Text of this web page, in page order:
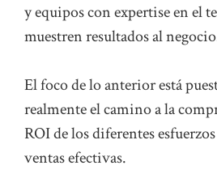
y equipos con expertise en el
muestren resultados al
El foco de lo anterior está
realmente el camino a la
ROI de los diferentes
ventas efectivas.